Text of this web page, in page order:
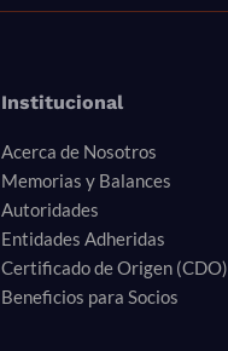
Institucional
Acerca de Nosotros
Memorias y Balances
Autoridades
Entidades Adheridas
Certificado de Origen (CDO)
Beneficios para Socios